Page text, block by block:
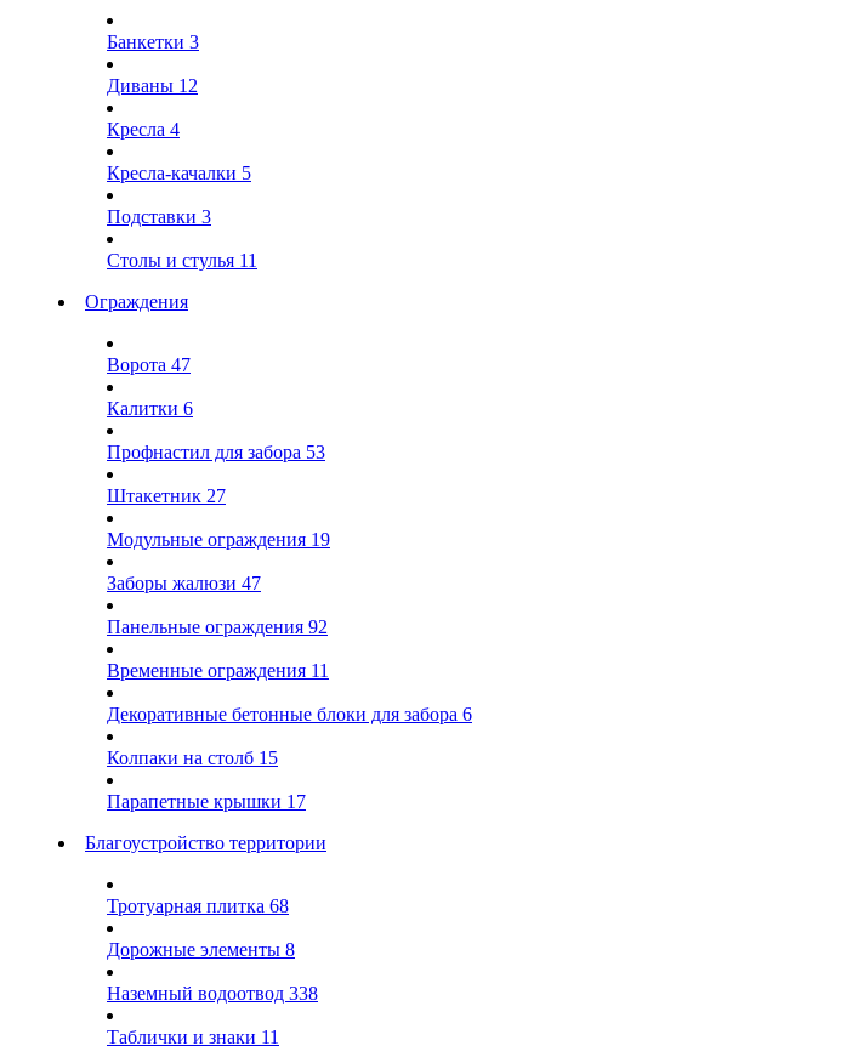
Банкетки 3
Диваны 12
Кресла 4
Кресла-качалки 5
Подставки 3
Столы и стулья 11
Ограждения
Ворота 47
Калитки 6
Профнастил для забора 53
Штакетник 27
Модульные ограждения 19
Заборы жалюзи 47
Панельные ограждения 92
Временные ограждения 11
Декоративные бетонные блоки для забора 6
Колпаки на столб 15
Парапетные крышки 17
Благоустройство территории
Тротуарная плитка 68
Дорожные элементы 8
Наземный водоотвод 338
Таблички и знаки 11